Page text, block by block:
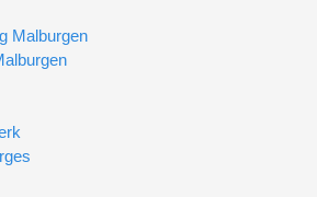
Malburgen